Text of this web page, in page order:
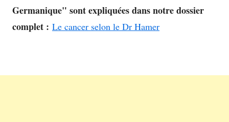
Germanique" sont expliquées dans notre dossier
complet : Le cancer selon le Dr Hamer